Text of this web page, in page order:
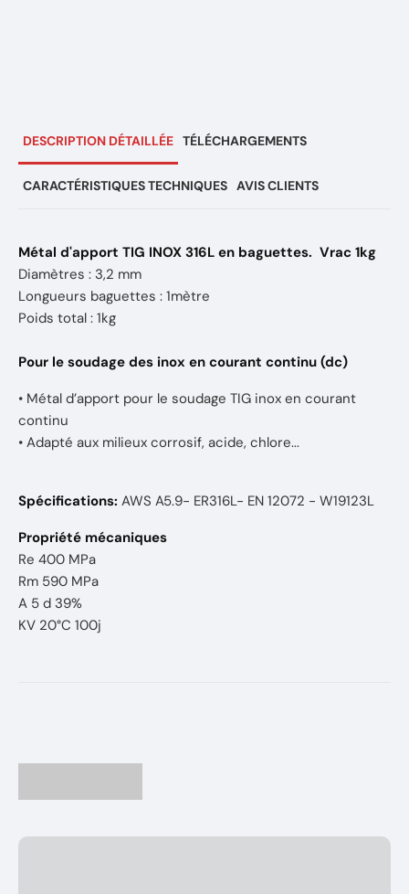
DESCRIPTION DÉTAILLÉE TÉLÉCHARGEMENTS
CARACTÉRISTIQUES TECHNIQUES AVIS CLIENTS
Métal d'apport TIG INOX 316L en baguettes. Vrac 1kg
Diamètres : 3,2 mm
Longueurs baguettes : 1mètre
Poids total : 1kg
Pour le soudage des inox en courant continu (dc)
• Métal d’apport pour le soudage TIG inox en courant
continu
• Adapté aux milieux corrosif, acide, chlore...
Spécifications: AWS A5.9- ER316L- EN 12072 - W19123L
Propriété mécaniques
Re 400 MPa
Rm 590 MPa
A 5 d 39%
KV 20°C 100j